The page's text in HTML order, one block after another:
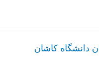
دانشگاه کاشان